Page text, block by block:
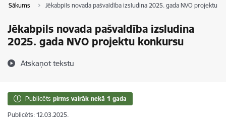
Sākums Jēkabpils novada pašvaldība izsludina 2025. gada NVO projektu
Jēkabpils novada pašvaldība izsludina
2025. gada NVO projektu konkursu
Atskaņot tekstu
Publicēts pirms vairāk nekā 1 gada
Publicēts: 12.03.2025.